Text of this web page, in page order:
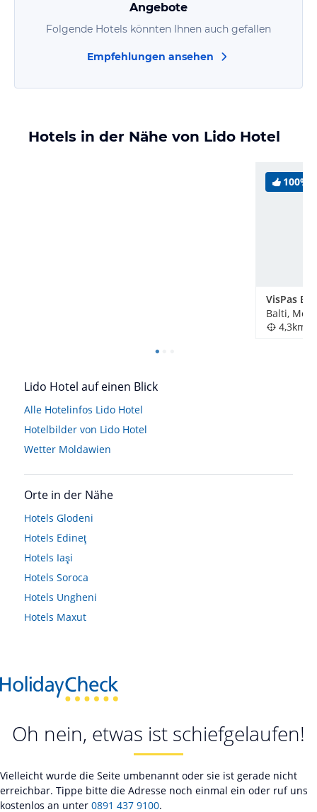
Angebote
Folgende Hotels könnten Ihnen auch gefallen
Empfehlungen ansehen
Hotels in der Nähe von Lido Hotel
100%
VisPas
Balti,
4,3km
Lido Hotel auf einen Blick
Alle Hotelinfos Lido Hotel
Hotelbilder von Lido Hotel
Wetter Moldawien
Orte in der Nähe
Hotels Glodeni
Hotels Edineţ
Hotels Iaşi
Hotels Soroca
Hotels Ungheni
Hotels Maxut
Oh nein, etwas ist schiefgelaufen!
Vielleicht wurde die Seite umbenannt oder sie ist gerade nicht
erreichbar. Tippe bitte die Adresse noch einmal ein oder ruf uns
kostenlos an unter 0891 437 9100.